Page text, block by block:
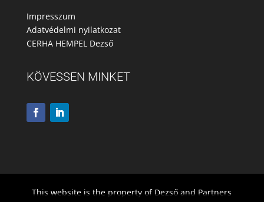
Impresszum
Adatvédelmi nyilatkozat
CERHA HEMPEL Dezső
KÖVESSEN MINKET
This website is the property of Dezső and Partners